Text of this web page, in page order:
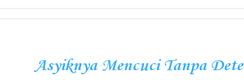
Asyiknya Mencuci Tanpa